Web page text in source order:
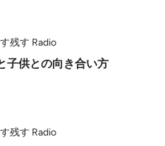
残す Radio
てと子供との向き合い方
残す Radio